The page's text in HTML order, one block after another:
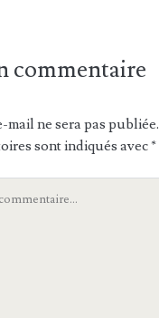
commentaire
mail ne sera pas publiée.
sont indiqués avec*